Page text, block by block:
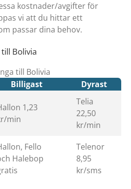
kostnader/avgifter för
vi att du hittar ett
passar dina behov.
Bolivia
till Bolivia
Billigast
Dyrast
1,23
min
Telia
22,50
kr/min
Fello
Halebop
Telenor
8,95
kr/sms